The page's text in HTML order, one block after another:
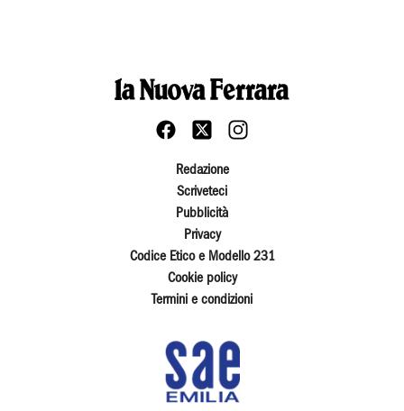
Redazione
Scriveteci
Pubblicità
Privacy
Codice Etico e Modello 231
Cookie policy
Termini e condizioni